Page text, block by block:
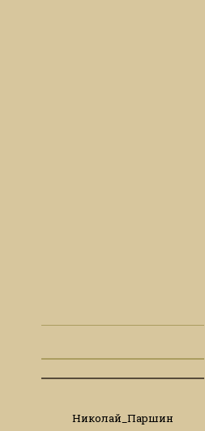
Николай_Паршин